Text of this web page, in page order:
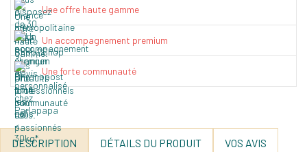
Une offre haute gamme
Un accompagnement premium
Une forte communauté
DESCRIPTION DÉTAILS DU PRODUIT VOS AVIS